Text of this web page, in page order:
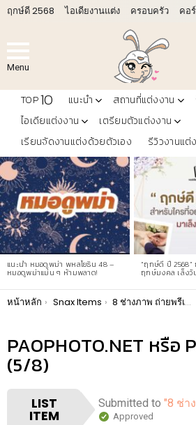
ฤกษ์ดี 2568 ไอเดียงานแต่ง ครอบครัว คอ
Menu
TOP10 แนะนำ สถานที่แต่งงาน
ไอเดียแต่งงาน
เตรียมตัวแต่งงาน
เรียนจัดงานแต่งด้วยตัวเอง
รีวิวงานแต่ง
LATEST
STORIES
แนะนำ หมอดูพม่า พหลโยธิน 48 –
หมอดูพม่าแม่น ๆ ห้ามพลาด!
“ฤกษ์ดี ปี 2568”
ฤกษ์มงคล เล็ง
You are here:
หน้าหลัก Snax Items 8 ช่างภาพ ถ่ายพรีเวดดิ้ง ยอดฮิตปี 2018
PAOPHOTO.NET หรือ
(5/8)
LIST
ITEM
Submitted to "8 ช่างภ
Approved